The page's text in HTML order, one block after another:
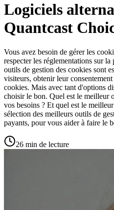
Logiciels
Quantcast
Vous avez besoin de gérer les
respecter les réglementations sur
outils de gestion des cookies sont
visiteurs, obtenir leur
cookies. Mais avec tant d'options
choisir le bon. Quel est le meilleur
vos besoins ? Et quel est le
sélection des meilleurs outils de
payants, pour vous aider à faire le
26 min de lecture